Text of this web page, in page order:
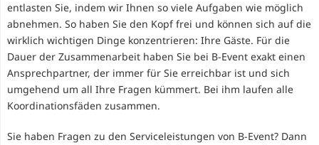
entlasten Sie, indem wir Ihnen so viele Aufgaben wie möglich
abnehmen. So haben Sie den Kopf frei und können sich auf die
wirklich wichtigen Dinge konzentrieren: Ihre Gäste. Für die
Dauer der Zusammenarbeit haben Sie bei B-Event exakt einen
Ansprechpartner, der immer für Sie erreichbar ist und sich
umgehend um all Ihre Fragen kümmert. Bei ihm laufen alle
Koordinationsfäden zusammen.
Sie haben Fragen zu den Serviceleistungen von B-Event? Dann